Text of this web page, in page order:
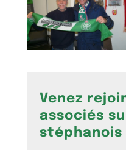
Venez
associés
stéphanois